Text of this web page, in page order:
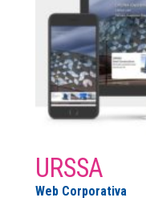
URSSA
Web Corporativa